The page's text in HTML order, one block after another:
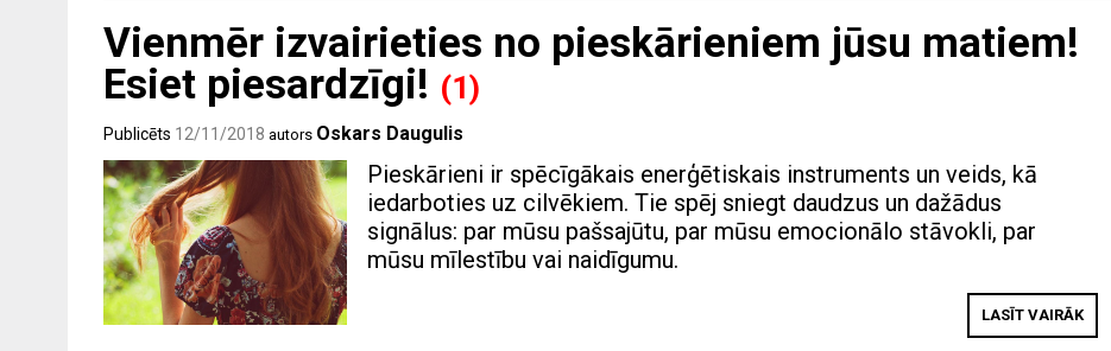
Vienmēr izvairieties no pieskārieniem jūsu matiem!
Esiet piesardzīgi! (1)
Publicēts 12/11/2018 autors Oskars Daugulis
Pieskārieni ir spēcīgākais enerģētiskais instruments un veids, kā
iedarboties uz cilvēkiem. Tie spēj sniegt daudzus un dažādus
signālus: par mūsu pašsajūtu, par mūsu emocionālo stāvokli, par
mūsu mīlestību vai naidīgumu.
LASĪT VAIRĀK